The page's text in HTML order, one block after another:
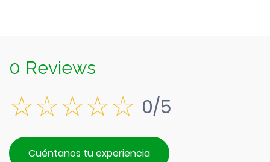
0 Reviews
0/5
Cuéntanos tu experiencia